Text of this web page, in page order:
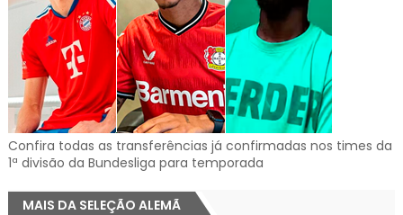
Confira todas as transferências já confirmadas nos times da
1ª divisão da Bundesliga para temporada
MAIS DA SELEÇÃO ALEMÃ